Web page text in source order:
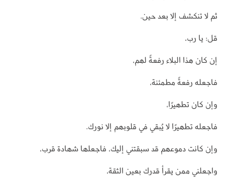
ثم لا تنكشف إلا بعد حين.
قل: يا رب،
إن كان هذا البلاء رفعةً لهم،
فاجعله رفعةً مطمئنة،
وإن كان تطهيرًا،
فاجعله تطهيرًا لا يُبقي في قلوبهم إلا نورك.
وإن كانت دموعهم قد سبقتني إليك، فاجعلها شهادة قرب،
واجعلني ممن يقرأ قدرك بعين الثقة،